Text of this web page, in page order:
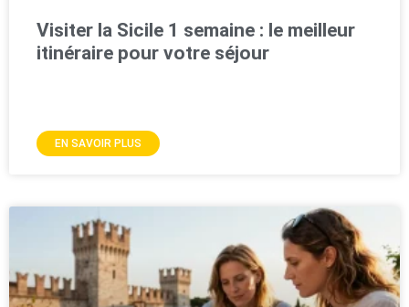
Visiter la Sicile 1 semaine : le meilleur
itinéraire pour votre séjour
EN SAVOIR PLUS